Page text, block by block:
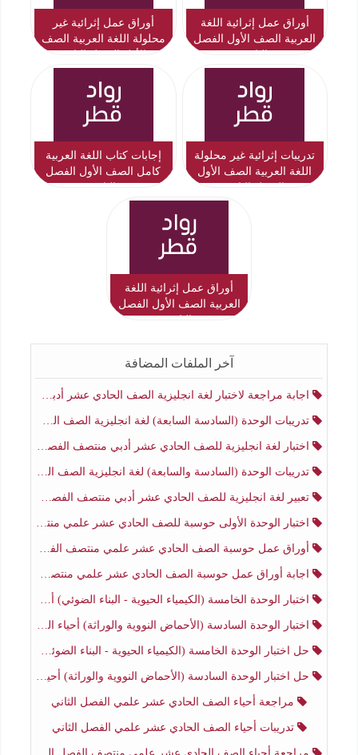
أوراق عمل إثرائية اللغة
العربية الصف الأول الفصل
أوراق عمل إثرائية غير
محلولة اللغة العربية الصف
تدريبات إثرائية غير محلولة
اللغة العربية الصف الأول
إجابات كتاب اللغة العربية
كامل الصف الأول الفصل
أوراق عمل إثرائية اللغة
العربية الصف الأول الفصل
آخر الملفات المضافة
اجابة مراجعة لاختبار لغة انجليزية الصف الحادي عشر أدبي منتصف الفصل الثاني
تدريبات الوحدة (السادسة السابعة) لغة انجليزية الصف الحادي عشر أدبي منتصف الفصل الثاني
اختبار لغة انجليزية للصف الحادي عشر أدبي منتصف الفصل الثاني
تدريبات الوحدة (السادسة والسابعة) لغة انجليزية الصف الحادي عشر أدبي الفصل الثاني
تعبير لغة انجليزية للصف الحادي عشر أدبي منتصف الفصل الثاني
اختبار الوحدة الأولى حوسبة للصف الحادي عشر علمي منتصف الفصل الثاني
أوراق عمل حوسبة الصف الحادي عشر علمي منتصف الفصل الثاني
اجابة أوراق عمل حوسبة الصف الحادي عشر علمي منتصف الفصل الثاني
اختبار الوحدة الخامسة (الكيمياء الحيوية - البناء الضوئي) أحياء الصف الحادي عشر علمي الفصل الثاني
اختبار الوحدة السادسة (الأحماض النووية والوراثة) أحياء الصف الحادي عشر علمي منتصف الفصل الثاني
حل اختبار الوحدة الخامسة (الكيمياء الحيوية - البناء الضوئي) أحياء الصف الحادي عشر علمي الفصل الثاني
حل اختبار الوحدة السادسة (الأحماض النووية والوراثة) أحياء الصف الحادي عشر علمي منتصف الفصل الثاني
مراجعة أحياء الصف الحادي عشر علمي الفصل الثاني
تدريبات أحياء الصف الحادي عشر علمي الفصل الثاني